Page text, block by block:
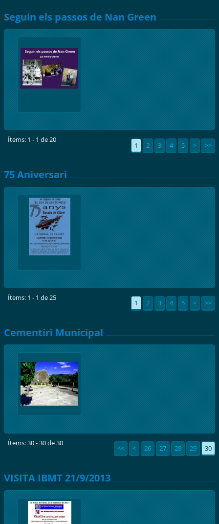
Seguin els passos de Nan Green
Ítems: 1 - 1 de 20
1 2 3 4 5 > >>
75 Aniversari
Ítems: 1 - 1 de 25
1 2 3 4 5 > >>
Cementiri Municipal
Ítems: 30 - 30 de 30
<< < 26 27 28 29 30
VISITA IBMT 21/9/2013